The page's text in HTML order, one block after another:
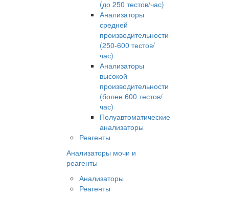
(до 250 тестов/час)
Анализаторы
средней
производительности
(250-600 тестов/
час)
Анализаторы
высокой
производительности
(более 600 тестов/
час)
Полуавтоматические
анализаторы
Реагенты
Анализаторы мочи и
реагенты
Анализаторы
Реагенты